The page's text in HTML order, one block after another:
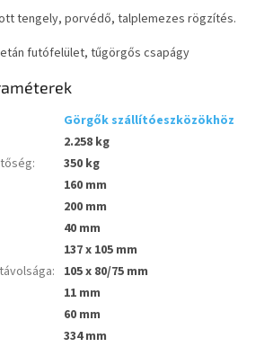
tengely, porvédő, talplemezes rögzítés.
futófelület, tűgörgős csapágy
Görgők szállítóeszközökhöz
2.258 kg
:
350 kg
160 mm
200 mm
40 mm
137 x 105 mm
: 105 x 80/75 mm
11 mm
60 mm
334 mm